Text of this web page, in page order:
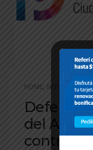
HOME, NOTICIAS
del
contra